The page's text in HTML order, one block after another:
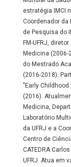
estratégia IMCI
Coordenador da
de Pesquisa do
FM-UFRJ,
Medicina (2006-
do Mestrado
(2016-2018).
"Early
(2016).
Medicina,
Laboratório
da UFRJ e a
Centro de
CATEDRA
UFRJ. Atua em